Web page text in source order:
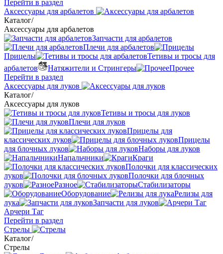
Перейти в раздел
Аксессуары для арбалетов
Каталог/
Аксессуары для арбалетов
Запчасти для арбалетов
Плечи для арбалетов
Прицелы
Тетивы и тросы для
арбалетов
Натяжители и Стрингеры
Прочее
Перейти в раздел
Аксессуары для луков
Каталог/
Аксессуары для луков
Тетивы и тросы для луков
Плечи для луков
Прицелы для
классических луков
Прицелы
для блочных луков
Наборы для луков
Напальчники
Краги
Полочки для классических
луков
Полочки для блочных
луков
Разное
Стабилизаторы
Оборудование
Релизы для
лука
Запчасти для луков
Арчери Таг
Перейти в раздел
Стрелы
Каталог/
Стрелы